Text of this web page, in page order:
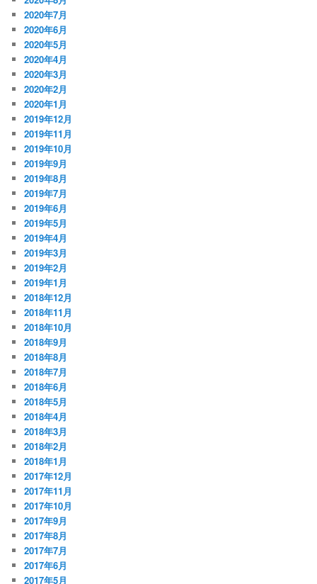
2020年7月
2020年6月
2020年5月
2020年4月
2020年3月
2020年2月
2020年1月
2019年12月
2019年11月
2019年10月
2019年9月
2019年8月
2019年7月
2019年6月
2019年5月
2019年4月
2019年3月
2019年2月
2019年1月
2018年12月
2018年11月
2018年10月
2018年9月
2018年8月
2018年7月
2018年6月
2018年5月
2018年4月
2018年3月
2018年2月
2018年1月
2017年12月
2017年11月
2017年10月
2017年9月
2017年8月
2017年7月
2017年6月
2017年5月